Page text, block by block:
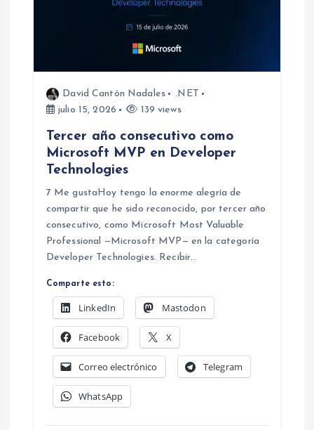
David Cantón Nadales
.NET
julio 15, 2026
139 views
Tercer año consecutivo como
Microsoft MVP en Developer
Technologies
7 Me gustaHoy tengo la enorme alegría de
compartir que he sido reconocido, por tercer año
consecutivo, como Microsoft Most Valuable
Professional —Microsoft MVP— en la categoría
Developer Technologies. Recibir…
Comparte esto:
LinkedIn Mastodon
Facebook X
Correo electrónico Telegram
WhatsApp